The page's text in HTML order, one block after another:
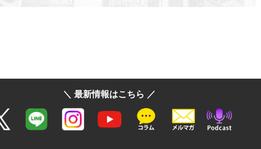
＼ 最新情報はこちら ／